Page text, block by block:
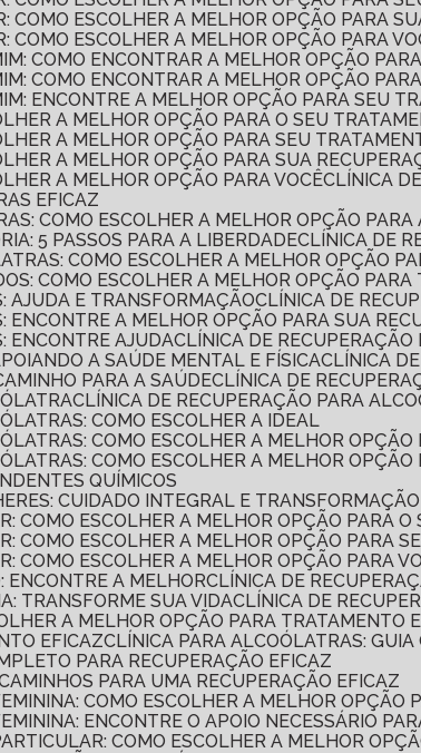
COMO ESCOLHER A MELHOR OPÇÃO PARA
COMO ESCOLHER A MELHOR OPÇÃO PARA
COMO ENCONTRAR A MELHOR OPÇÃO
COMO ENCONTRAR A MELHOR OPÇÃO
ENCONTRE A MELHOR OPÇÃO PARA SEU
A MELHOR OPÇÃO PARA O SEU
A MELHOR OPÇÃO PARA SEU
A MELHOR OPÇÃO PARA SUA
A MELHOR OPÇÃO PARA VOCÊ
CLÍNICA
EFICAZ
COMO ESCOLHER A MELHOR OPÇÃO
5 PASSOS PARA A LIBERDADE
CLÍNICA DE
COMO ESCOLHER A MELHOR OPÇÃO
COMO ESCOLHER A MELHOR OPÇÃO
AJUDA E TRANSFORMAÇÃO
CLÍNICA DE
ENCONTRE A MELHOR OPÇÃO PARA SUA
ENCONTRE AJUDA
CLÍNICA DE
A SAÚDE MENTAL E FÍSICA
CLÍNICA
PARA A SAÚDE
CLÍNICA DE
CLÍNICA DE RECUPERAÇÃO PARA
COMO ESCOLHER A IDEAL
COMO ESCOLHER A MELHOR
COMO ESCOLHER A MELHOR
QUÍMICOS
CUIDADO INTEGRAL E TRANSFORMAÇÃO
COMO ESCOLHER A MELHOR OPÇÃO PARA
COMO ESCOLHER A MELHOR OPÇÃO PARA
COMO ESCOLHER A MELHOR OPÇÃO PARA
ENCONTRE A MELHOR
CLÍNICA DE
TRANSFORME SUA VIDA
CLÍNICA DE
A MELHOR OPÇÃO PARA TRATAMENTO
EFICAZ
CLÍNICA PARA ALCOÓLATRAS:
PARA RECUPERAÇÃO EFICAZ
PARA UMA RECUPERAÇÃO EFICAZ
COMO ESCOLHER A MELHOR OPÇÃO
ENCONTRE O APOIO NECESSÁRIO
COMO ESCOLHER A MELHOR